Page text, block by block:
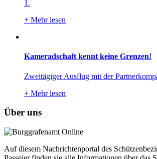
1.
+ Mehr lesen
Kameradschaft kennt keine Grenzen!
Zweitägiger Ausflug mit der
+ Mehr lesen
Über uns
Auf diesem Nachrichtenportal des